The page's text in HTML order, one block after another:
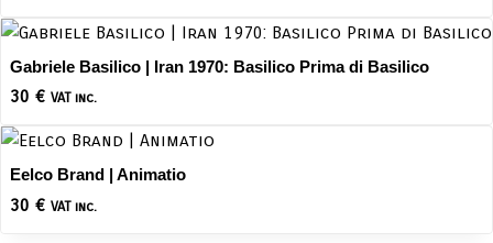
Gabriele Basilico | Iran 1970: Basilico Prima di Basilico
30 € VAT inc.
Eelco Brand | Animatio
30 € VAT inc.